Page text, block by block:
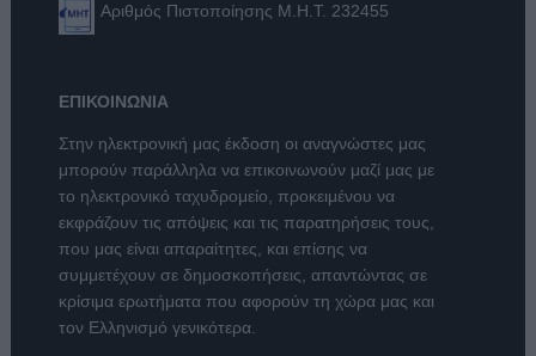
Αριθμός Πιστοποίησης Μ.Η.Τ. 232455
ΕΠΙΚΟΙΝΩΝΙΑ
Στην ηλεκτρονική μας έκδοση οι αναγνώστες μας
μπορούν παράλληλα να επικοινωνούν μαζί μας με
το ηλεκτρονικό ταχυδρομείο, προκειμένου να
εκφράζουν τις απόψεις και τις παρατηρήσεις τους,
που μας είναι απαραίτητες, και επίσης να
συμμετέχουν σε δημοσκοπήσεις, απαντώντας σε
κρίσιμα ερωτήματα που αφορούν τη χώρα μας και
τον Ελληνισμό γενικότερα.